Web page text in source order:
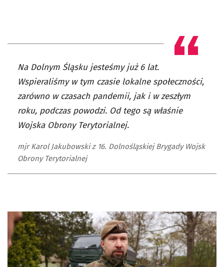
Na Dolnym Śląsku jesteśmy już 6 lat.
Wspieraliśmy w tym czasie lokalne społeczności,
zarówno w czasach pandemii, jak i w zeszłym
roku, podczas powodzi. Od tego są właśnie
Wojska Obrony Terytorialnej.
mjr Karol Jakubowski z 16. Dolnośląskiej Brygady Wojsk
Obrony Terytorialnej